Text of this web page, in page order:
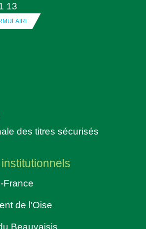
13
des titres sécurisés
France
de l'Oise
Beauvaisis